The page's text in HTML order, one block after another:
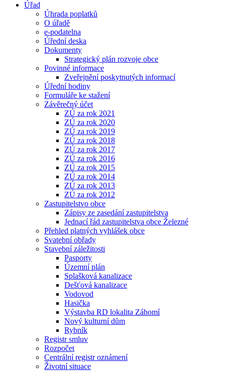
Úřad
Úhrada poplatků
O úřadě
e-podatelna
Úřední deska
Dokumenty
Strategický plán rozvoje obce
Povinné informace
Zveřejnění poskytnutých informací
Úřední hodiny
Formuláře ke stažení
Závěrečný účet
ZÚ za rok 2021
ZÚ za rok 2020
ZÚ za rok 2019
ZÚ za rok 2018
ZÚ za rok 2017
ZÚ za rok 2016
ZÚ za rok 2015
ZÚ za rok 2014
ZÚ za rok 2013
ZÚ za rok 2012
Zastupitelstvo obce
Zápisy ze zasedání zastupitelstva
Jednací řád zastupitelstva obce Železné
Přehled platných vyhlášek obce
Svatební obřady
Stavební záležitosti
Pasporty
Územní plán
Splašková kanalizace
Dešťová kanalizace
Vodovod
Hasička
Výstavba RD lokalita Záhomí
Nový kulturní dům
Rybník
Registr smluv
Rozpočet
Centrální registr oznámení
Životní situace